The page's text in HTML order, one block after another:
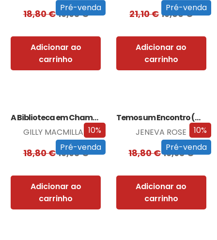
Pré-venda
18,80€16,93€
Adicionar ao
carrinho
Pré-venda
21,10€19,00€
Adicionar ao
carrinho
10%
Pré-venda
A Biblioteca em Chamas
GILLY MACMILLAN
18,80€16,93€
Adicionar ao
carrinho
10%
Pré-venda
Temos um Encontro (Outra Vez)
JENEVA ROSE
18,80€16,93€
Adicionar ao
carrinho